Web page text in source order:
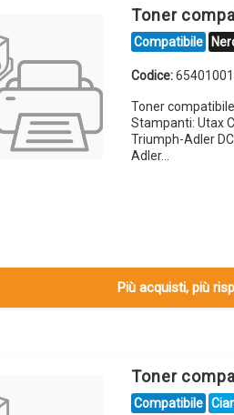
Toner
Compatibile
Codice:
Toner
Stampanti: Utax
Triumph-Adler
Adler…
Più acquisti, più
Toner
Compatibile